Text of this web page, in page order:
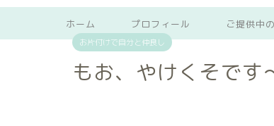
ホーム プロフィール ご提供中
お片付けで自分と仲良し
もお、やけくそです